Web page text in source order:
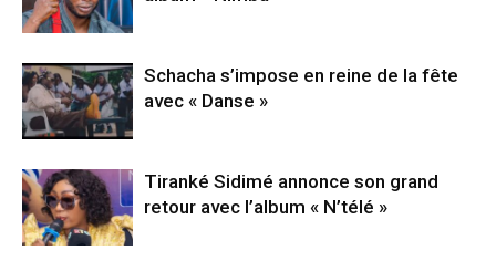
Schacha s’impose en reine de la fête
avec « Danse »
Tiranké Sidimé annonce son grand
retour avec l’album « N’télé »